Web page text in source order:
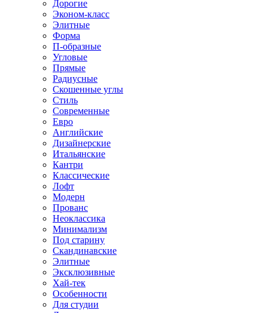
Дорогие
Эконом-класс
Элитные
Форма
П-образные
Угловые
Прямые
Радиусные
Скошенные углы
Стиль
Современные
Евро
Английские
Дизайнерские
Итальянские
Кантри
Классические
Лофт
Модерн
Прованс
Неоклассика
Минимализм
Под старину
Скандинавские
Элитные
Эксклюзивные
Хай-тек
Особенности
Для студии